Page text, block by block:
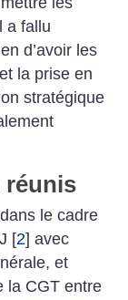
a fallu
d’avoir les
la prise en
stratégique
réunis
le cadre
[2] avec
et
la CGT entre